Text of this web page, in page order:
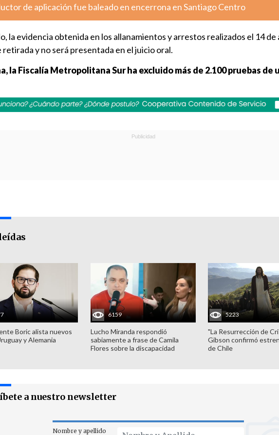
de aplicación fue baleado en encerrona en Santiago Centro
la evidencia obtenida en los allanamientos y arrestos realizados el 14
retirada y no será presentada en el juicio oral.
la Fiscalía Metropolitana Sur ha excluido más de 2.100 pruebas de
Boric alista nuevos
y Alemania
6159
Lucho Miranda respondió
sabiamente a frase de Camila
Flores sobre la discapacidad
5223
"La Resurrección de
Gibson confirmó
de Chile
a nuestro newsletter
Nombre y apellido